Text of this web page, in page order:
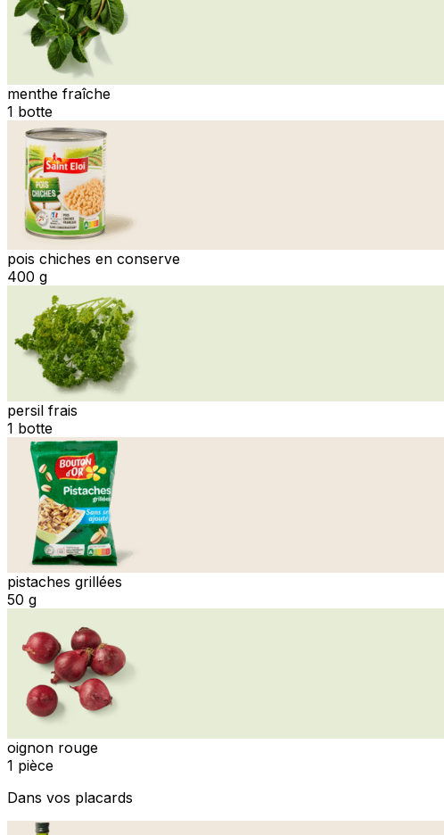
menthe fraîche
1 botte
pois chiches en conserve
400 g
persil frais
1 botte
pistaches grillées
50 g
oignon rouge
1 pièce
Dans vos placards